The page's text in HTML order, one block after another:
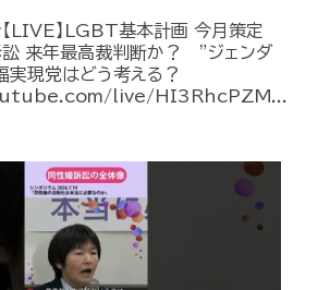
LIVE】LGBT基本計画 今月策定
来年最高裁判断か？ ”ジェンダ
現党はどう考える？
live/HI3RhcPZM...